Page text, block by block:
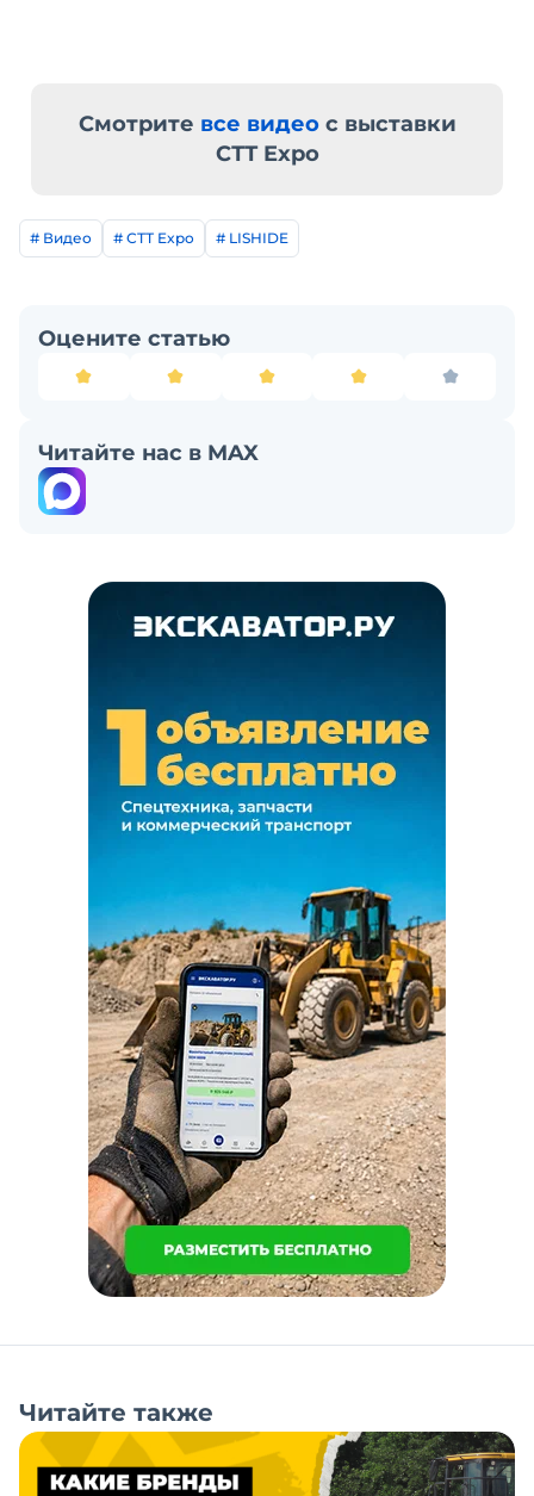
Смотрите все видеос выставки
СТТ Expo
# Видео # СТТ Expo # LISHIDE
Оцените статью
Читайте нас в MAX
Читайте также